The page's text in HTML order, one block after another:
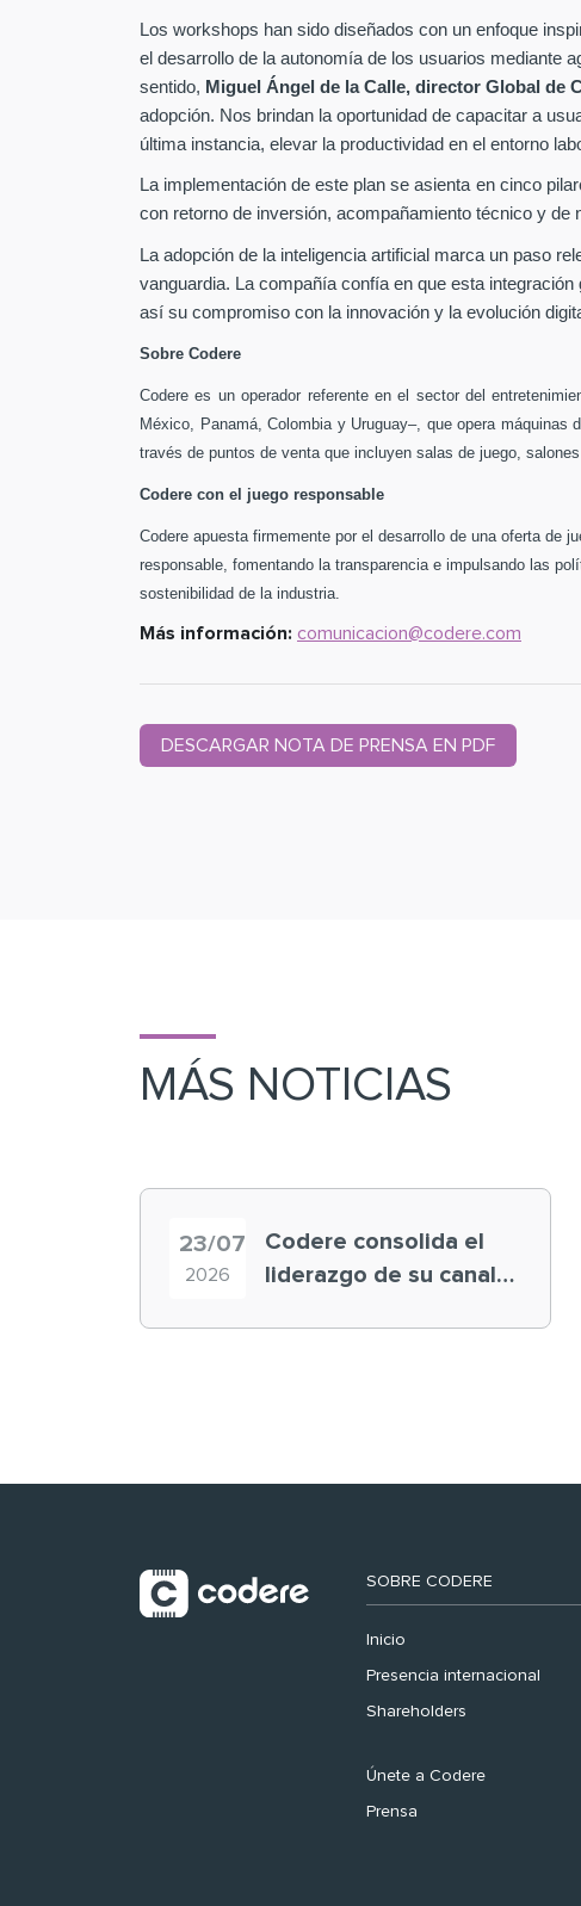
Los workshops han sido diseñados con un enfoque
el desarrollo de la autonomía de los usuarios mediante
sentido, Miguel Ángel de la Calle, director Global de
adopción. Nos brindan la oportunidad de capacitar a
última instancia, elevar la productividad en el entorno
La implementación de este plan se asienta en cinco
con retorno de inversión, acompañamiento técnico y
La adopción de la inteligencia artificial marca un paso
vanguardia. La compañía confía en que esta
así su compromiso con la innovación y la evolución
Sobre Codere
Codere es un operador referente en el sector del
México, Panamá, Colombia y Uruguay–, que opera
través de puntos de venta que incluyen salas de juego,
Codere con el juego responsable
Codere apuesta firmemente por el desarrollo de una oferta de
responsable, fomentando la transparencia e impulsando las
sostenibilidad de la industria.
Más información: comunicacion@codere.com
DESCARGAR NOTA DE PRENSA EN PDF
MÁS NOTICIAS
23/07
2026
Codere consolida el
liderazgo de su canal
SOBRE CODERE
Inicio
Presencia internacional
Shareholders
Únete a Codere
Prensa